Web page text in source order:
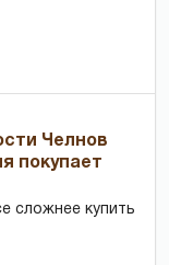
Челнов
покупает
сложнее купить